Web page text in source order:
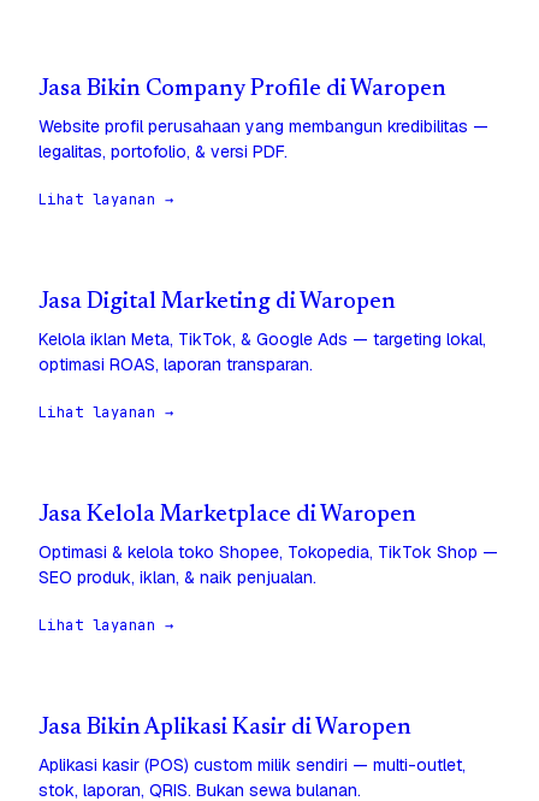
Jasa Bikin Company Profile di Waropen
Website profil perusahaan yang membangun kredibilitas —
legalitas, portofolio, & versi PDF.
Lihat layanan →
Jasa Digital Marketing di Waropen
Kelola iklan Meta, TikTok, & Google Ads — targeting lokal,
optimasi ROAS, laporan transparan.
Lihat layanan →
Jasa Kelola Marketplace di Waropen
Optimasi & kelola toko Shopee, Tokopedia, TikTok Shop —
SEO produk, iklan, & naik penjualan.
Lihat layanan →
Jasa Bikin Aplikasi Kasir di Waropen
Aplikasi kasir (POS) custom milik sendiri — multi-outlet,
stok, laporan, QRIS. Bukan sewa bulanan.